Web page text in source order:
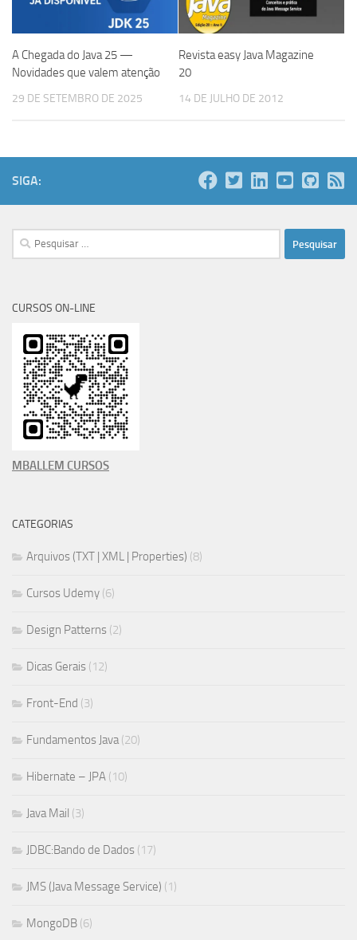
A Chegada do Java 25 —
Novidades que valem atenção
29 DE SETEMBRO DE 2025
Revista easy Java Magazine
20
14 DE JULHO DE 2012
SIGA:
Pesquisar
por:
CURSOS ON-LINE
MBALLEM CURSOS
CATEGORIAS
Arquivos (TXT | XML | Properties) (8)
Cursos Udemy (6)
Design Patterns (2)
Dicas Gerais (12)
Front-End (3)
Fundamentos Java(20)
Hibernate – JPA (10)
Java Mail (3)
JDBC:Bando de Dados (17)
JMS (Java Message Service) (1)
MongoDB (6)